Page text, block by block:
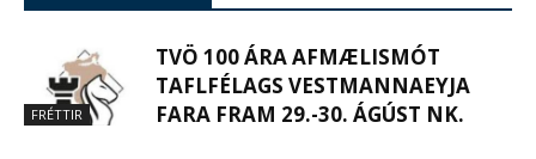
FRÉTTIR
TVÖ 100 ÁRA AFMÆLISMÓT
TAFLFÉLAGS VESTMANNAEYJA
FARA FRAM 29.-30. ÁGÚST NK.